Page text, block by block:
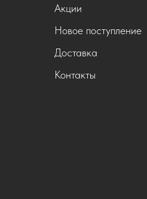
Акции
Новое поступление
Доставка
Контакты